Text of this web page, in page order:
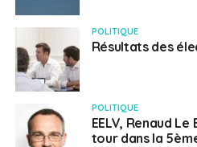
POLITIQUE
Résultats des
POLITIQUE
EELV, Renaud
tour dans la